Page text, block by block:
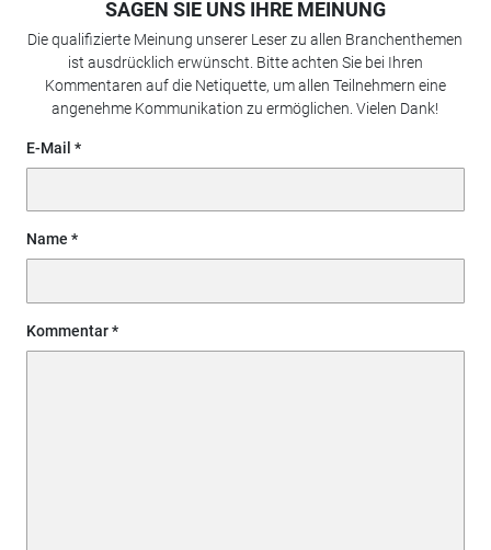
SAGEN SIE UNS IHRE MEINUNG
Die qualifizierte Meinung unserer Leser zu allen Branchenthemen
ist ausdrücklich erwünscht. Bitte achten Sie bei Ihren
Kommentaren auf die Netiquette, um allen Teilnehmern eine
angenehme Kommunikation zu ermöglichen. Vielen Dank!
E-Mail
Name
Kommentar